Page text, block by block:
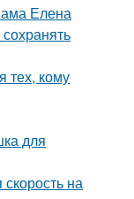
Елена
тех, кому
для
на